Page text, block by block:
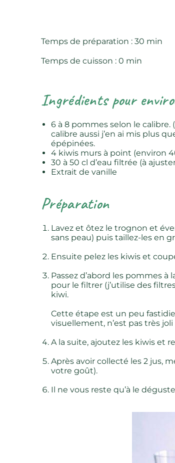
Temps de préparation : 30 min
Temps de cuisson : 0 min
Ingrédients pour
6 à 8 pommes selon le calibre.
calibre aussi j’en ai mis plus
épépinées.
4 kiwis murs à point (environ
30 à 50 cl d’eau filtrée (à
Extrait de vanille
Préparation
Lavez et ôtez le trognon et
sans peau) puis taillez-les en
Ensuite pelez les kiwis et
Passez d’abord les pommes
pour le filtrer (j’utilise des
kiwi.
Cette étape est un peu
visuellement, n’est pas très
A la suite, ajoutez les kiwis et
Après avoir collecté les 2 jus,
votre goût).
Il ne vous reste qu’à le